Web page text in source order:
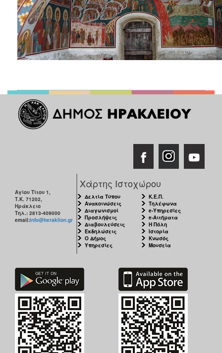
Αγίου Τίτου 1,
Τ.Κ. 71202,
Ηράκλειο
Τηλ.: 2813-409000
email:info@heraklion.gr
Χάρτης Ιστοχώρου
Δελτία Τύπου
Ανακοινώσεις
Διαγωνισμοί
Προσλήψεις
Διαβουλεύσεις
Εκδηλώσεις
Ο Δήμος
Υπηρεσίες
Κ.Ε.Π.
Τηλέφωνα
e-Υπηρεσίες
e-Αιτήματα
Η Πόλη
Ιστορία
Κνωσός
Μουσεία